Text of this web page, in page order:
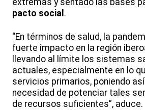
extremas y sentado las bases
pacto social .
“En términos de salud, la
fuerte impacto en la región
llevando al límite los sistemas
actuales, especialmente en lo
servicios primarios, poniendo
necesidad de potenciar tales
de recursos suficientes”, aduce.